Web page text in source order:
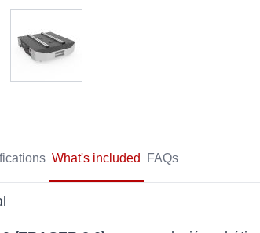
What's included FAQs